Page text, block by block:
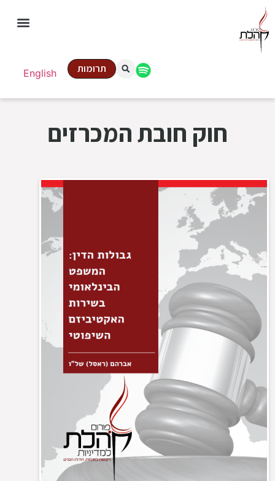
English תרומות
חוק חובת המכרזים